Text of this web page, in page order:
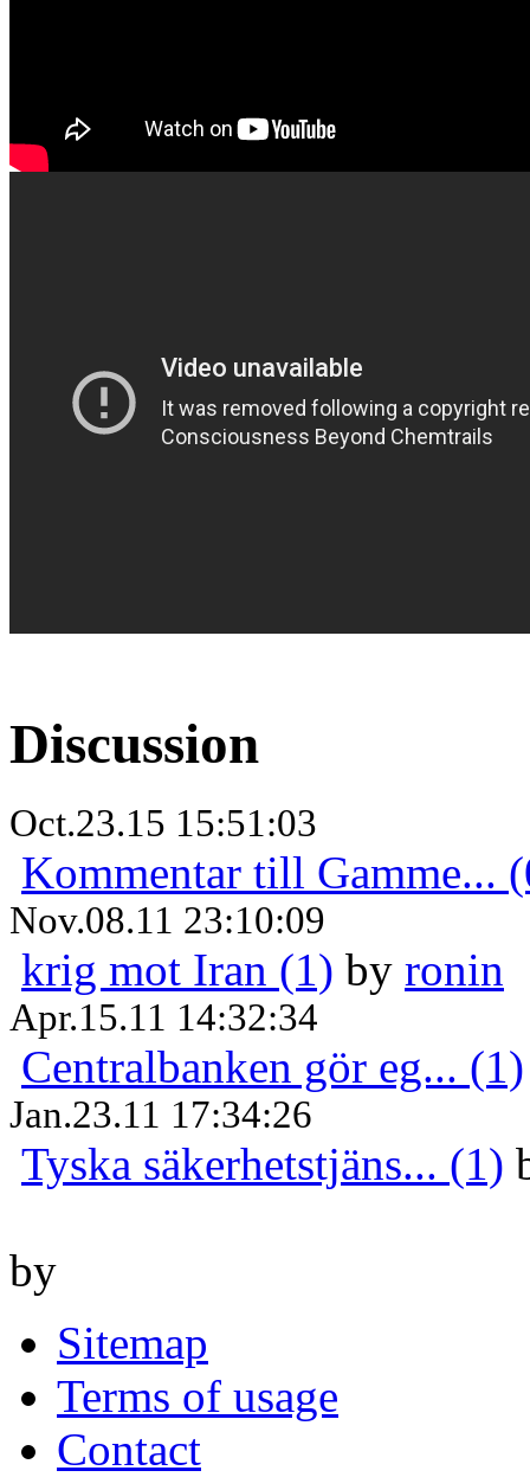
Discussion
Oct.23.15 15:51:03
Kommentar till Gamme...
Nov.08.11 23:10:09
krig mot Iran (1) by ronin
Apr.15.11 14:32:34
Centralbanken gör eg... (1)
Jan.23.11 17:34:26
Tyska säkerhetstjäns... (1)
by
Sitemap
Terms of usage
Contact